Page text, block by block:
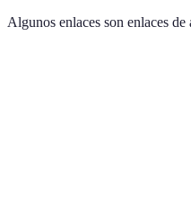
Algunos enlaces son enlaces de